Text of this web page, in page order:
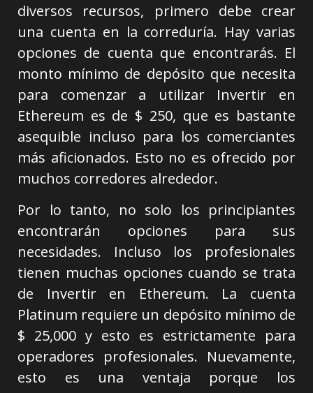
diversos recursos, primero debe crear
una cuenta en la correduría. Hay varias
opciones de cuenta que encontrarás. El
monto mínimo de depósito que necesita
para comenzar a utilizar Invertir en
Ethereum es de $ 250, que es bastante
asequible incluso para los comerciantes
más aficionados. Esto no es ofrecido por
muchos corredores alrededor.
Por lo tanto, no solo los principiantes
encontrarán opciones para sus
necesidades. Incluso los profesionales
tienen muchas opciones cuando se trata
de Invertir en Ethereum. La cuenta
Platinum requiere un depósito mínimo de
$ 25,000 y esto es estrictamente para
operadores profesionales. Nuevamente,
esto es una ventaja porque los